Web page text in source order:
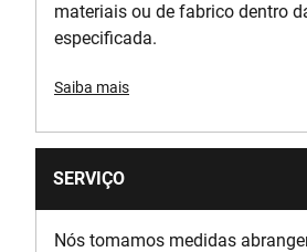
materiais ou de fabrico dentro
especificada.
Saiba mais
SERVIÇO
Nós tomamos medidas